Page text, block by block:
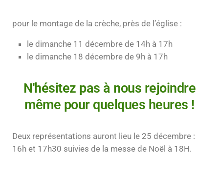
pour le montage de la crèche, près de l’église :
le dimanche 11 décembre de 14h à 17h
le dimanche 18 décembre de 9h à 17h
N'hésitez pas à nous rejoindre
même pour quelques heures !
Deux représentations auront lieu le 25 décembre :
16h et 17h30 suivies de la messe de Noël à 18H.